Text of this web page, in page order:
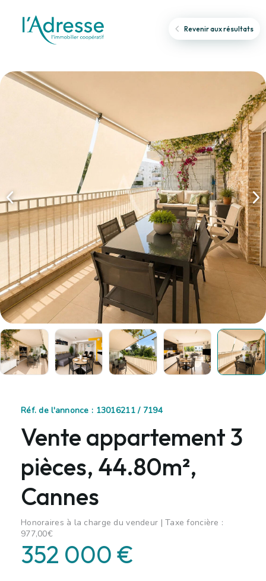
Revenir aux résultats
Réf. de l'annonce : 13016211 / 7194
Vente appartement 3
pièces, 44.80m²,
Cannes
Honoraires à la charge du vendeur | Taxe foncière :
977,00€
352 000 €